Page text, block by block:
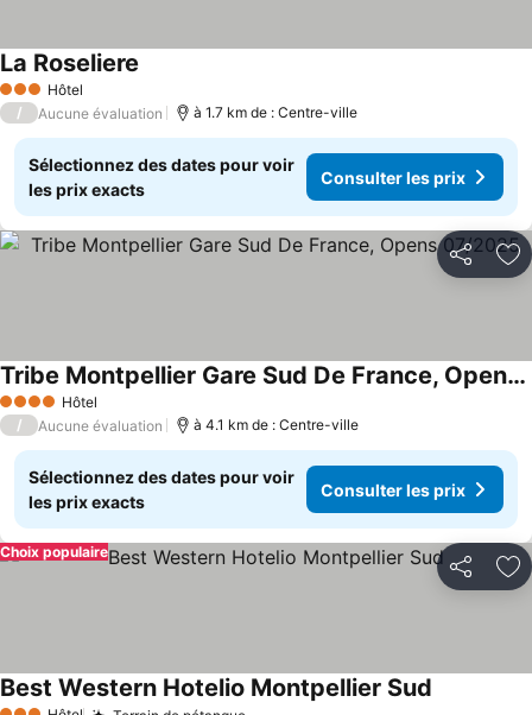
3 ÉtoilesHôtel
La Roseliere
/ Aucune évaluation à 1.7 km de : Centre-ville
Sélectionnez des dates pour voir
les prix exacts
Consulter les prix
Partager
4 Étoiles Hôtel
Tribe Montpellier Gare Sud De France, Opens 07/2025
Consulter les prix
/ Aucune évaluation à 4.1 km de : Centre-ville
Sélectionnez des dates pour voir
les prix exacts
Consulter les prix
Partager
Choix populaire
Best Western Hotelio Montpellier Sud